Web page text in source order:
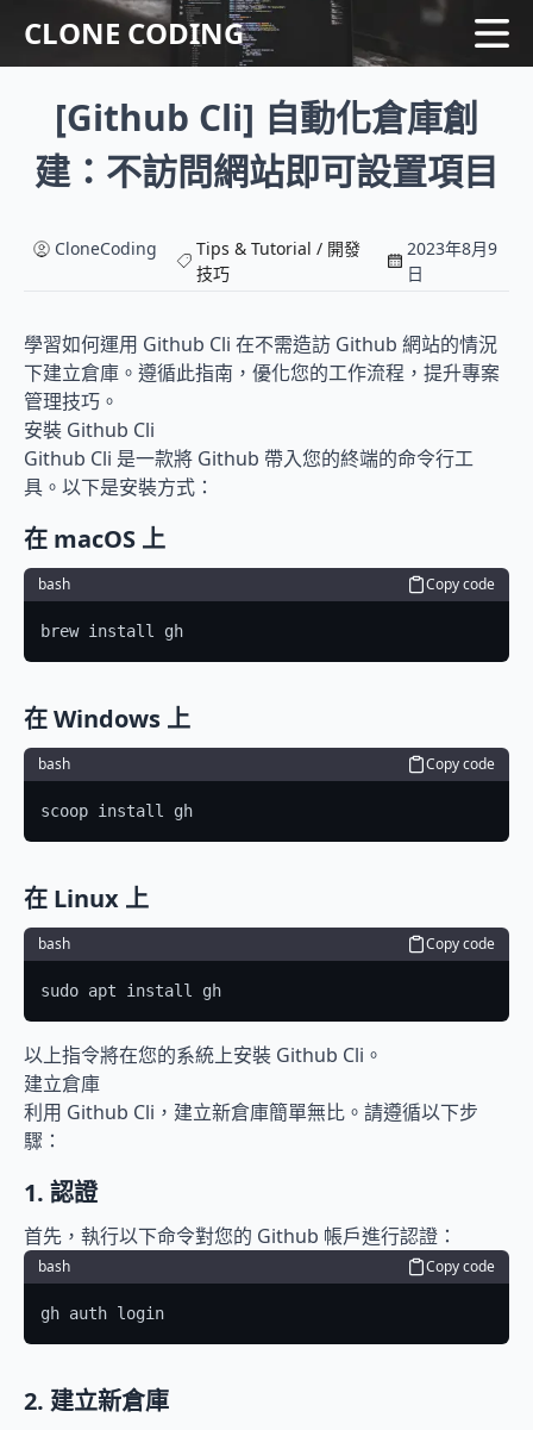
CLONE CODING
Home
Language
Web
系列
[Github Cli] 自動化倉庫創
建：不訪問網站即可設置項目
CloneCoding
Tips & Tutorial / 開發
技巧
2023年8月9
日
學習如何運用 Github Cli 在不需造訪 Github 網站的情況
下建立倉庫。遵循此指南，優化您的工作流程，提升專案
管理技巧。
安裝 Github Cli
Github Cli 是一款將 Github 帶入您的終端的命令行工
具。以下是安裝方式：
在 macOS 上
bash Copy code
brew install gh
在 Windows 上
bash Copy code
scoop install gh
在 Linux 上
bash Copy code
sudo apt install gh
以上指令將在您的系統上安裝 Github Cli。
建立倉庫
利用 Github Cli，建立新倉庫簡單無比。請遵循以下步
驟：
1. 認證
首先，執行以下命令對您的 Github 帳戶進行認證：
bash Copy code
gh auth login
2. 建立新倉庫